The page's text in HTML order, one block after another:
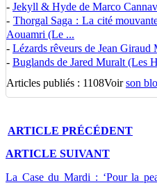
- Jekyll & Hyde de Marco
- Thorgal Saga : La cité
Aouamri (Le ...
- Lézards rêveurs de Jean
- Buglands de Jared Muralt (Les
Articles publiés : 1108Voirson
ARTICLE PRÉCÉDENT
ARTICLE SUIVANT
La Case du Mardi : ‘Pour la